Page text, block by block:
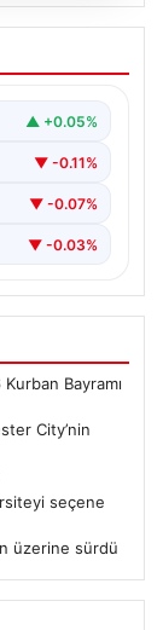
isim!
▲ +0.05%
▼ -0.11%
▼ -0.07%
▼ -0.03%
Bayramı
City’nin
seçene
üzerine sürdü